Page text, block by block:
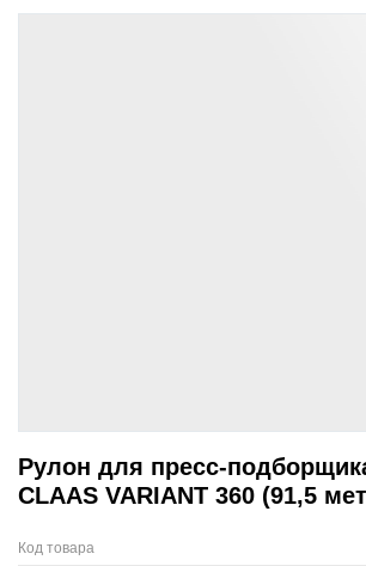
Рулон для пресс-
CLAAS VARIANT 360 (91,5
Код товара